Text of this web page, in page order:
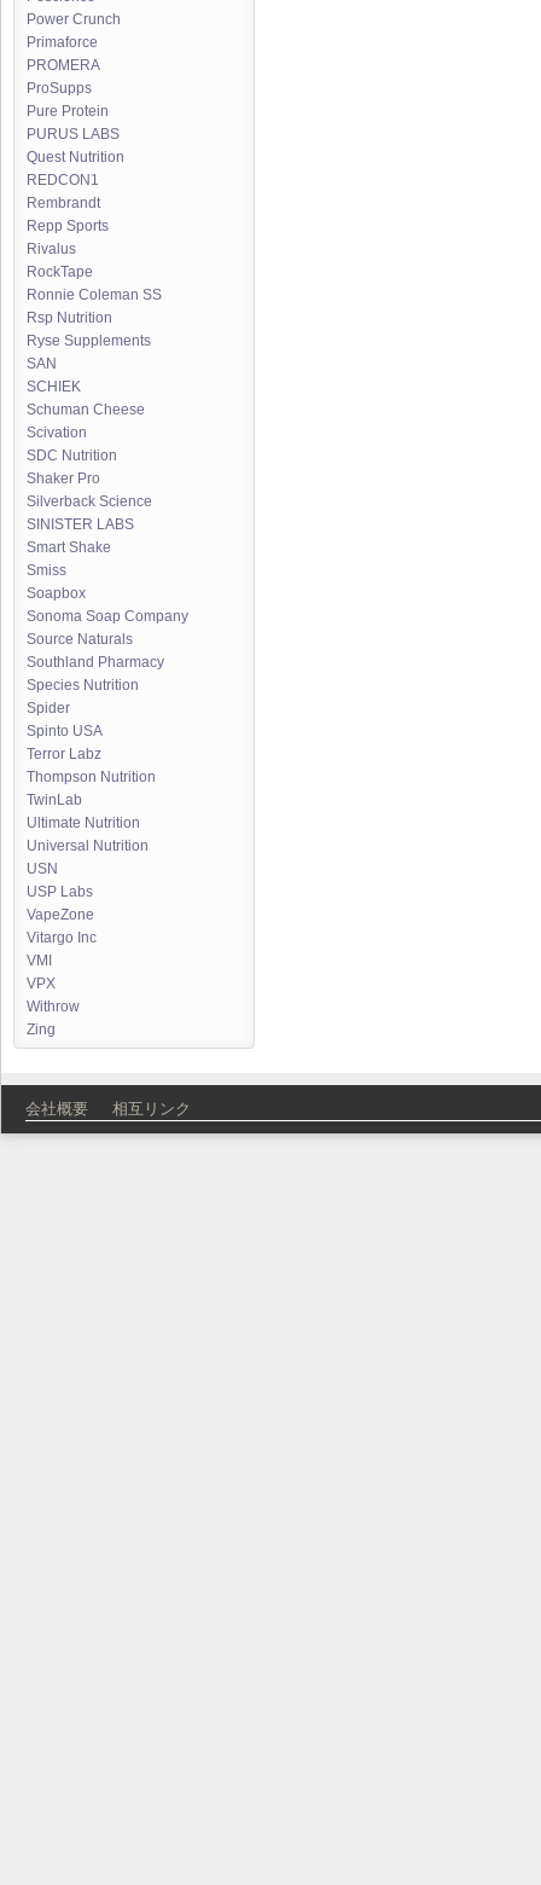
Power Crunch
Primaforce
PROMERA
ProSupps
Pure Protein
PURUS LABS
Quest Nutrition
REDCON1
Rembrandt
Repp Sports
Rivalus
RockTape
Ronnie Coleman SS
Rsp Nutrition
Ryse Supplements
SAN
SCHIEK
Schuman Cheese
Scivation
SDC Nutrition
Shaker Pro
Silverback Science
SINISTER LABS
Smart Shake
Smiss
Soapbox
Sonoma Soap Company
Source Naturals
Southland Pharmacy
Species Nutrition
Spider
Spinto USA
Terror Labz
Thompson Nutrition
TwinLab
Ultimate Nutrition
Universal Nutrition
USN
USP Labs
VapeZone
Vitargo Inc
VMI
VPX
Withrow
Zing
会社概要 相互リンク